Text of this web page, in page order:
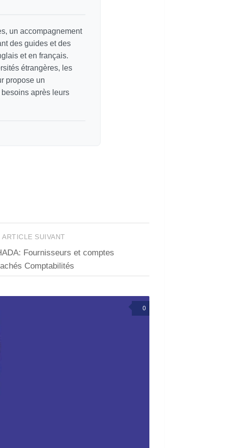
un accompagnement
des guides et des
et en français.
étrangères, les
propose un
après leurs
ARTICLE SUIVANT
Fournisseurs et comptes
Comptabilités
0